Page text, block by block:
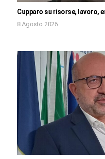
Cupparo su risorse, lavoro,
8 Agosto 2026